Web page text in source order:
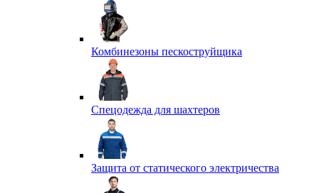
Комбинезоны пескоструйщика
Спецодежда для шахтеров
Защита от статического электричества